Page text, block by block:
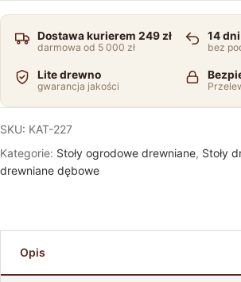
Dostawa kurierem 249 zł
darmowa od 5 000 zł
14
bez
Lite drewno
gwarancja jakości
SKU: KAT-227
Kategorie: Stoły ogrodowe drewniane, Stoły
drewniane dębowe
Opis